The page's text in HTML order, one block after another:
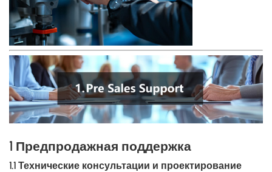
1 Предпродажная поддержка
1.1 Технические консультации и проектирование